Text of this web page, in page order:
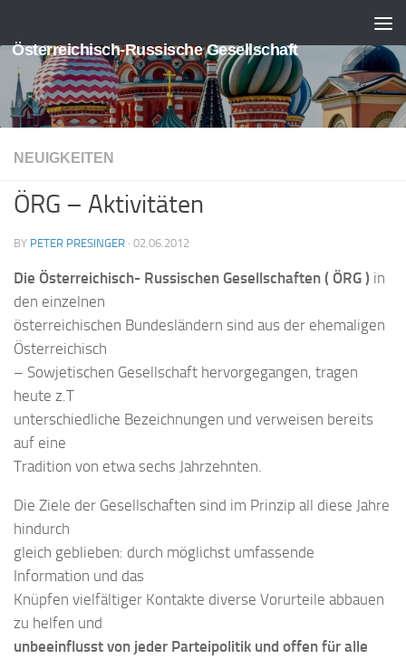
Österreichisch-Russische Gesellschaft
NEUIGKEITEN
ÖRG – Aktivitäten
BY PETER PRESINGER · 02.06.2012
Die Österreichisch- Russischen Gesellschaften ( ÖRG ) in
den einzelnen
österreichischen Bundesländern sind aus der ehemaligen
Österreichisch
– Sowjetischen Gesellschaft hervorgegangen, tragen
heute z.T
unterschiedliche Bezeichnungen und verweisen bereits
auf eine
Tradition von etwa sechs Jahrzehnten.
Die Ziele der Gesellschaften sind im Prinzip all diese Jahre
hindurch
gleich geblieben: durch möglichst umfassende
Information und das
Knüpfen vielfältiger Kontakte diverse Vorurteile abbauen
zu helfen und
unbeeinflusst von jeder Parteipolitik und offen für alle